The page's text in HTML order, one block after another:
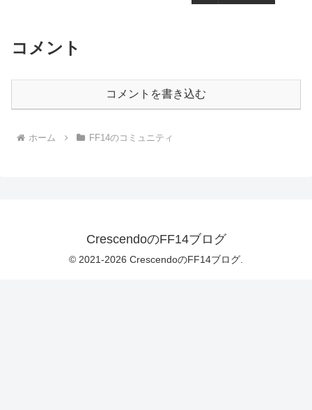
コメント
コメントを書き込む
ホーム FF14のコミュニティ
CrescendoのFF14ブログ
© 2021-2026 CrescendoのFF14ブログ.